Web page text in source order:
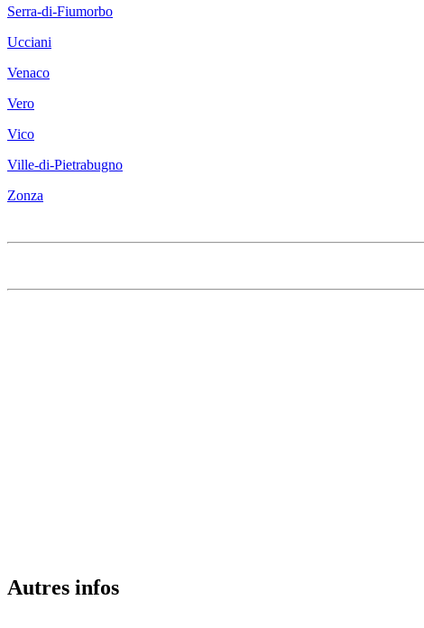
Serra-di-Fiumorbo
Ucciani
Venaco
Vero
Vico
Ville-di-Pietrabugno
Zonza
Autres infos